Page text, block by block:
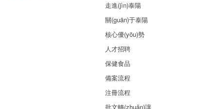
走進(jìn)泰陽
關(guān)于泰陽
核心優(yōu)勢
人才招聘
保健食品
備案流程
注冊流程
批文轉(zhuǎn)讓